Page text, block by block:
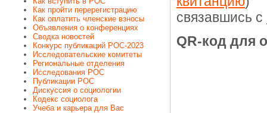
Как пройти перерегистрацию
Как оплатить членские взносы
Объявления о конференциях
Сводка новостей
Конкурс публикаций РОС-2023
Исследовательские комитеты
Региональные отделения
Исследования РОС
Публикации РОС
Дискуссия о социологии
Кодекс социолога
Учеба и карьера для Вас
связавшись с
QR-код для